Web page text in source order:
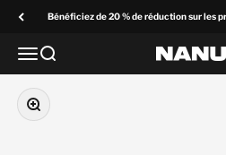
Bénéficiez de 20 % de réduction sur les
MenuRecherchez NANUK
Zoom